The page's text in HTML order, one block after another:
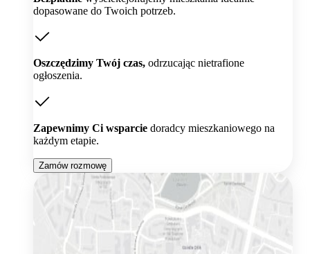
dopasowane do Twoich potrzeb.
Oszczędzimy Twój czas, odrzucając nietrafione
ogłoszenia.
Zapewnimy Ci wsparcie doradcy mieszkaniowego na
każdym etapie.
Zamów rozmowę